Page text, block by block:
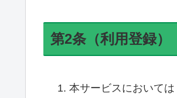
第2条（利用登録）
本サービスにおいて